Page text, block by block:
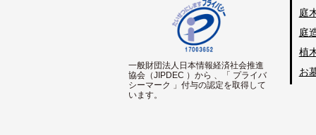
一般財団法人日本情報経済社会推進
協会（JIPDEC ）から 、「 プライバ
シーマーク 」付与の認定を取得して
います。
庭
庭
植
お